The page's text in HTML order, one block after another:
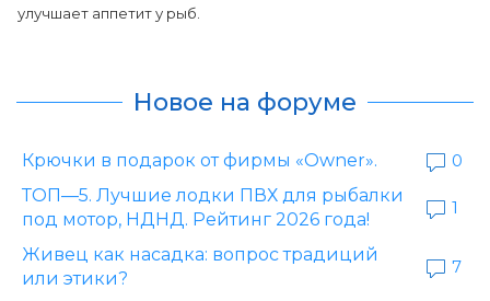
улучшает аппетит у рыб.
Новое на форуме
Крючки в подарок от фирмы «Owner».
0
ТОП—5. Лучшие лодки ПВХ для рыбалки
под мотор, НДНД. Рейтинг 2026 года!
1
Живец как насадка: вопрос традиций
или этики?
7